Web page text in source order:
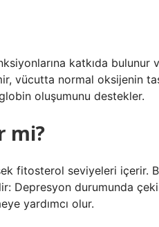
katkıda bulunur
vücutta normal oksijenin
oluşumunu destekler.
mi?
fitosterol seviyeleri içerir.
Depresyon durumunda
yardımcı olur.